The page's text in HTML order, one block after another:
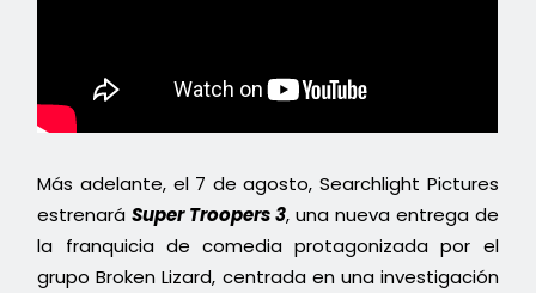
Más adelante, el 7 de agosto, Searchlight Pictures
estrenaráSuper Troopers 3, una nueva entrega de
la franquicia de comedia protagonizada por el
grupo Broken Lizard, centrada en una investigación